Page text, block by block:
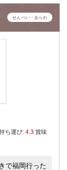
せんべい・あられ
ち運び: 4.3 賞味
で福岡行った